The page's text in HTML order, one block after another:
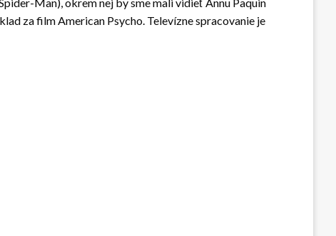
za film American Psycho. Televízne spracovanie je